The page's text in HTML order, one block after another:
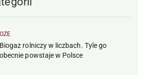
OZE
Biogaz rolniczy w liczbach. Tyle go
obecnie powstaje w Polsce